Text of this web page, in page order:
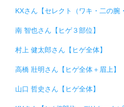
KXさん【セレクト（ワキ・二の腕
南 智也さん【ヒゲ３部位】
村上 健太郎さん【ヒゲ全体】
高橋 壯明さん【ヒゲ全体＋眉上】
山口 哲史さん【ヒゲ全体】